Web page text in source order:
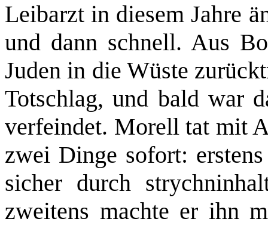
Leibarzt in diesem Jahre
und dann schnell. Aus
Juden in die Wüste
Totschlag, und bald war
verfeindet. Morell tat mit
zwei Dinge sofort:
sicher durch
zweitens machte er ihn